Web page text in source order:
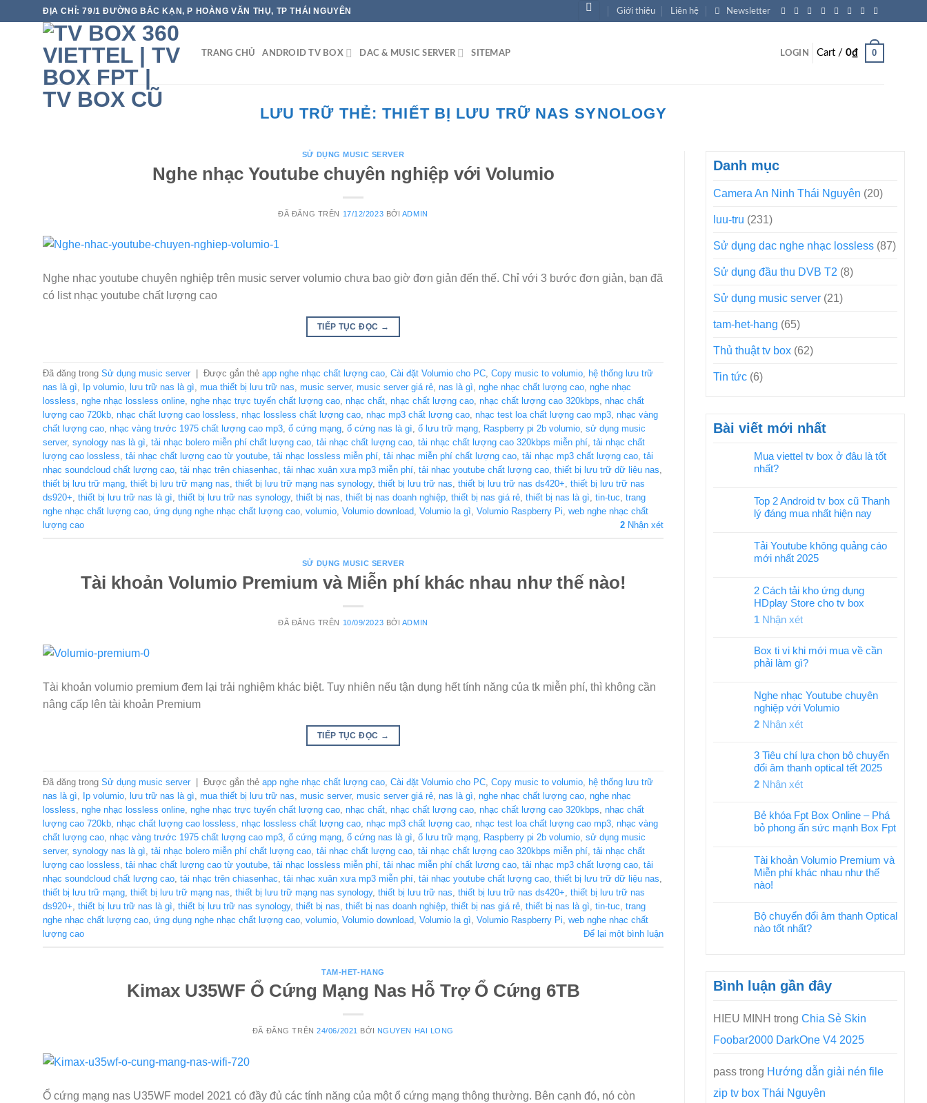
đến
ĐỊA CHỈ: 79/1 ĐƯỜNG BẮC KẠN, P HOÀNG VĂN THỤ, TP THÁI NGUYÊN Giới thiệu Liên hệ Newsletter
TRANG CHỦ ANDROID TV BOX DAC & MUSIC SERVER SITEMAP LOGIN Cart / 0₫ 0
LƯU TRỮ THẺ:THIẾT BỊ LƯU TRỮ NAS SYNOLOGY
SỬ DỤNG MUSIC SERVER
Nghe nhạc Youtube chuyên nghiệp với Volumio
ĐÃ ĐĂNG TRÊN 17/12/2023 BỞI ADMIN
Nghe nhạc youtube chuyên nghiệp trên music server volumio chưa bao giờ đơn giản đến thế. Chỉ với 3 bước đơn giản, bạn đã
có list nhạc youtube chất lượng cao
TIẾP TỤC ĐỌC →
Đã đăng trong Sử dụng music server Được gắn thẻ app nghe nhạc chất lượng cao, Cài đặt Volumio cho PC, Copy music to volumio, hệ thống lưu trữ
nas là gì, Ip volumio, lưu trữ nas là gì, mua thiết bị lưu trữ nas, music server, music server giá rẻ, nas là gì, nghe nhạc chất lượng cao, nghe nhạc
lossless, nghe nhạc lossless online, nghe nhạc trực tuyến chất lượng cao, nhạc chất, nhạc chất lượng cao, nhạc chất lượng cao 320kbps, nhạc chất
lượng cao 720kb, nhạc chất lượng cao lossless, nhạc lossless chất lượng cao, nhạc mp3 chất lượng cao, nhạc test loa chất lượng cao mp3, nhạc vàng
chất lượng cao, nhạc vàng trước 1975 chất lượng cao mp3, ổ cứng mạng, ổ cứng nas là gì, ổ lưu trữ mạng, Raspberry pi 2b volumio, sử dụng music
server, synology nas là gì, tải nhạc bolero miễn phí chất lượng cao, tải nhạc chất lượng cao, tải nhạc chất lượng cao 320kbps miễn phí, tải nhạc chất
lượng cao lossless, tải nhạc chất lượng cao từ youtube, tải nhạc lossless miễn phí, tải nhạc miễn phí chất lượng cao, tải nhạc mp3 chất lượng cao, tải
nhạc soundcloud chất lượng cao, tải nhạc trên chiasenhac, tải nhạc xuân xưa mp3 miễn phí, tải nhạc youtube chất lượng cao, thiết bị lưu trữ dữ liệu nas,
thiết bị lưu trữ mạng, thiết bị lưu trữ mạng nas, thiết bị lưu trữ mạng nas synology, thiết bị lưu trữ nas, thiết bị lưu trữ nas ds420+, thiết bị lưu trữ nas
ds920+, thiết bị lưu trữ nas là gì, thiết bị lưu trữ nas synology, thiết bị nas, thiết bị nas doanh nghiệp, thiết bị nas giá rẻ, thiết bị nas là gì, tin-tuc, trang
nghe nhạc chất lượng cao, ứng dụng nghe nhạc chất lượng cao, volumio, Volumio download, Volumio la gì, Volumio Raspberry Pi, web nghe nhạc chất
lượng cao
2 Nhận xét
SỬ DỤNG MUSIC SERVER
Tài khoản Volumio Premium và Miễn phí khác nhau như thế nào!
ĐÃ ĐĂNG TRÊN 10/09/2023 BỞI ADMIN
Tài khoản volumio premium đem lại trải nghiệm khác biệt. Tuy nhiên nếu tận dụng hết tính năng của tk miễn phí, thì không cần
nâng cấp lên tài khoản Premium
TIẾP TỤC ĐỌC →
Đã đăng trong Sử dụng music server Được gắn thẻ app nghe nhạc chất lượng cao, Cài đặt Volumio cho PC, Copy music to volumio, hệ thống lưu trữ
nas là gì, Ip volumio, lưu trữ nas là gì, mua thiết bị lưu trữ nas, music server, music server giá rẻ, nas là gì, nghe nhạc chất lượng cao, nghe nhạc
lossless, nghe nhạc lossless online, nghe nhạc trực tuyến chất lượng cao, nhạc chất, nhạc chất lượng cao, nhạc chất lượng cao 320kbps, nhạc chất
lượng cao 720kb, nhạc chất lượng cao lossless, nhạc lossless chất lượng cao, nhạc mp3 chất lượng cao, nhạc test loa chất lượng cao mp3, nhạc vàng
chất lượng cao, nhạc vàng trước 1975 chất lượng cao mp3, ổ cứng mạng, ổ cứng nas là gì, ổ lưu trữ mạng, Raspberry pi 2b volumio, sử dụng music
server, synology nas là gì, tải nhạc bolero miễn phí chất lượng cao, tải nhạc chất lượng cao, tải nhạc chất lượng cao 320kbps miễn phí, tải nhạc chất
lượng cao lossless, tải nhạc chất lượng cao từ youtube, tải nhạc lossless miễn phí, tải nhạc miễn phí chất lượng cao, tải nhạc mp3 chất lượng cao, tải
nhạc soundcloud chất lượng cao, tải nhạc trên chiasenhac, tải nhạc xuân xưa mp3 miễn phí, tải nhạc youtube chất lượng cao, thiết bị lưu trữ dữ liệu nas,
thiết bị lưu trữ mạng, thiết bị lưu trữ mạng nas, thiết bị lưu trữ mạng nas synology, thiết bị lưu trữ nas, thiết bị lưu trữ nas ds420+, thiết bị lưu trữ nas
ds920+, thiết bị lưu trữ nas là gì, thiết bị lưu trữ nas synology, thiết bị nas, thiết bị nas doanh nghiệp, thiết bị nas giá rẻ, thiết bị nas là gì, tin-tuc, trang
nghe nhạc chất lượng cao, ứng dụng nghe nhạc chất lượng cao, volumio, Volumio download, Volumio la gì, Volumio Raspberry Pi, web nghe nhạc chất
lượng cao
Để lại một bình luận
TAM-HET-HANG
Kimax U35WF Ổ Cứng Mạng Nas Hỗ Trợ Ổ Cứng 6TB
ĐÃ ĐĂNG TRÊN24/06/2021 BỞI NGUYEN HAI LONG
Ổ cứng mạng nas U35WF model 2021 có đầy đủ các tính năng của một ổ cứng mạng thông thường. Bên cạnh đó, nó còn
Danh mục
Camera An Ninh Thái Nguyên (20)
luu-tru (231)
Sử dụng dac nghe nhạc lossless (87)
Sử dụng đầu thu DVB T2 (8)
Sử dụng music server (21)
tam-het-hang (65)
Thủ thuật tv box (62)
Tin tức (6)
Bài viết mới nhất
Mua viettel tv box ở đâu là tốt
nhất?
Top 2 Android tv box cũ Thanh
lý đáng mua nhất hiện nay
Tải Youtube không quảng cáo
mới nhất 2025
2 Cách tải kho ứng dụng
HDplay Store cho tv box
1 Nhận xét
Box ti vi khi mới mua về cần
phải làm gì?
Nghe nhạc Youtube chuyên
nghiệp với Volumio
2 Nhận xét
3 Tiêu chí lựa chọn bộ chuyển
đổi âm thanh optical tết 2025
2 Nhận xét
Bẻ khóa Fpt Box Online – Phá
bỏ phong ấn sức mạnh Box Fpt
Tài khoản Volumio Premium và
Miễn phí khác nhau như thế
nào!
Bộ chuyển đổi âm thanh Optical
nào tốt nhất?
Bình luận gần đây
HIEU MINH trong Chia Sẻ Skin
Foobar2000 DarkOne V4 2025
pass trong Hướng dẫn giải nén file
zip tv box Thái Nguyên